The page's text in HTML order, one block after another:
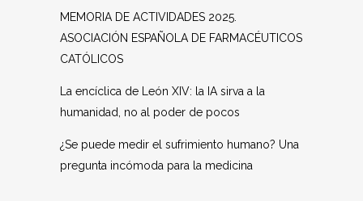
MEMORIA DE ACTIVIDADES 2025.
ASOCIACIÓN ESPAÑOLA DE FARMACÉUTICOS
CATÓLICOS
La encíclica de León XIV: la IA sirva a la
humanidad, no al poder de pocos
¿Se puede medir el sufrimiento humano? Una
pregunta incómoda para la medicina